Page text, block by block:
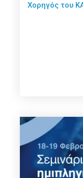
Χορηγός του